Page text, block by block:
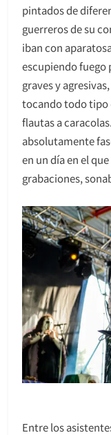
pintados de
guerreros de su
iban con
escupiendo fuego
graves y
tocando todo tipo
flautas a
absolutamente
en un día en el
grabaciones,
Entre los